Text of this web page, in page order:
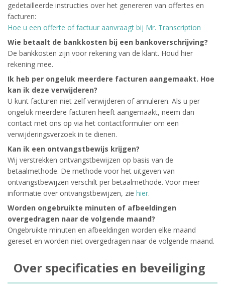
gedetailleerde instructies over het genereren van offertes en
facturen:
Hoe u een offerte of factuur aanvraagt bij Mr. Transcription
Wie betaalt de bankkosten bij een bankoverschrijving?
De bankkosten zijn voor rekening van de klant. Houd hier
rekening mee.
Ik heb per ongeluk meerdere facturen aangemaakt. Hoe
kan ik deze verwijderen?
U kunt facturen niet zelf verwijderen of annuleren. Als u per
ongeluk meerdere facturen heeft aangemaakt, neem dan
contact met ons op via het contactformulier om een
verwijderingsverzoek in te dienen.
Kan ik een ontvangstbewijs krijgen?
Wij verstrekken ontvangstbewijzen op basis van de
betaalmethode. De methode voor het uitgeven van
ontvangstbewijzen verschilt per betaalmethode. Voor meer
informatie over ontvangstbewijzen, zie hier.
Worden ongebruikte minuten of afbeeldingen
overgedragen naar de volgende maand?
Ongebruikte minuten en afbeeldingen worden elke maand
gereset en worden niet overgedragen naar de volgende maand.
Over specificaties en beveiliging